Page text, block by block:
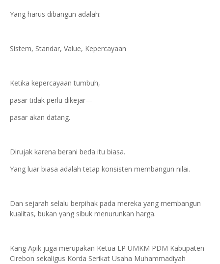
Yang harus dibangun adalah:
Sistem, Standar, Value, Kepercayaan
Ketika kepercayaan tumbuh,
pasar tidak perlu dikejar—
pasar akan datang.
Dirujak karena berani beda itu biasa.
Yang luar biasa adalah tetap konsisten membangun nilai.
Dan sejarah selalu berpihak pada mereka yang membangun
kualitas, bukan yang sibuk menurunkan harga.
Kang Apik juga merupakan Ketua LP UMKM PDM Kabupaten
Cirebon sekaligus Korda Serikat Usaha Muhammadiyah